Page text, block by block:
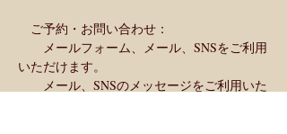
ご予約・お問い合わせ：
メールフォーム、メール、SNSをご利用
いただけます。
メール、SNSのメッセージをご利用いた